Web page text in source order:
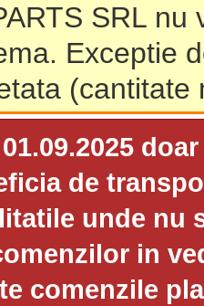
SRL
Exceptie
(cantitate
de
unde nu
in
comenzile